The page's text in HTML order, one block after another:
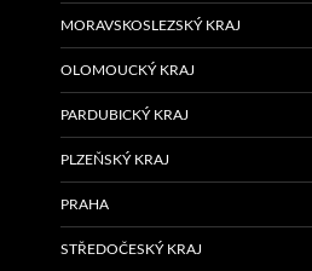
MORAVSKOSLEZSKÝ KRAJ
OLOMOUCKÝ KRAJ
PARDUBICKÝ KRAJ
PLZEŇSKÝ KRAJ
PRAHA
STŘEDOČESKÝ KRAJ